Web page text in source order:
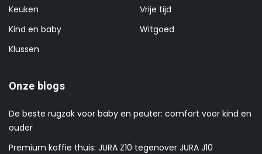
Keuken
Kind en baby
Klussen
Vrije tijd
Witgoed
Onze blogs
De beste rugzak voor baby en peuter: comfort voor kind en
ouder
Premium koffie thuis: JURA Z10 tegenover JURA J10